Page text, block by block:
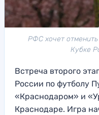
РФС хочет
Кубке
Встреча второго
России по футболу
«Краснодаром» и
Краснодаре. Игра